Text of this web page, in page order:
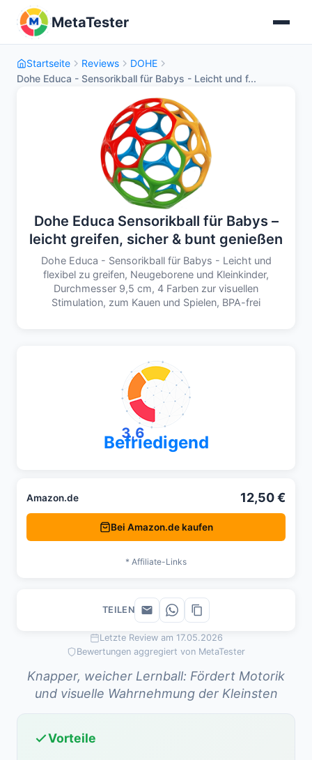
MetaTester
Startseite Reviews
DOHE
Dohe Educa - Sensorikball für Babys - Leicht und f...
Dohe Educa Sensorikball für Babys –
leicht greifen, sicher & bunt genießen
Dohe Educa - Sensorikball für Babys - Leicht und
flexibel zu greifen, Neugeborene und Kleinkinder,
Durchmesser 9,5 cm, 4 Farben zur visuellen
Stimulation, zum Kauen und Spielen, BPA-frei
Letzte Review am 17.05.2026
Bewertungen aggregiert von MetaTester
Knapper, weicher Lernball: Fördert Motorik
und visuelle Wahrnehmung der Kleinsten
Vorteile
3,6
Befriedigend
Amazon.de 12,50 €
Bei Amazon.de kaufen
* Affiliate-Links
TEILEN